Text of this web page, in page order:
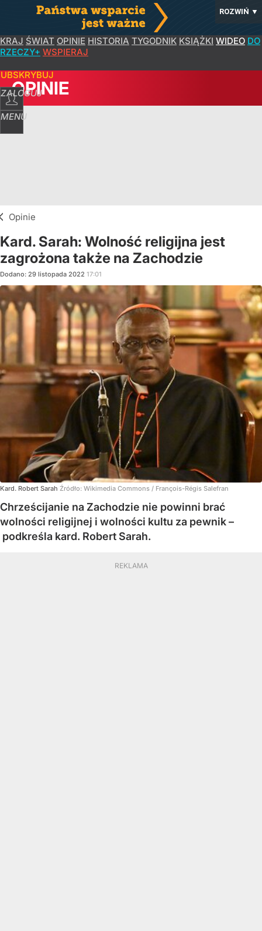
ROZWIŃ ▼
KRAJ ŚWIAT OPINIE HISTORIA TYGODNIK KSIĄŻKI WIDEO DO
RZECZY+ WSPIERAJ
ZALOGUJ
MENU
OPINIE
Opinie
Kard. Sarah: Wolność religijna jest
zagrożona także na Zachodzie
Dodano: 29 listopada 2022 17:01
Kard. Robert Sarah Źródło: Wikimedia Commons / François-Régis Salefran
Chrześcijanie na Zachodzie nie powinni brać
wolności religijnej i wolności kultu za pewnik –
podkreśla kard. Robert Sarah.